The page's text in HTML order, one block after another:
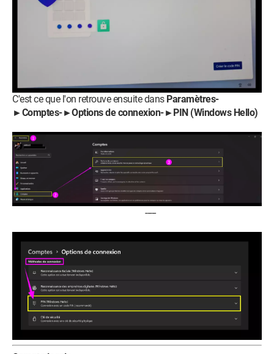
C'est ce que l'on retrouve ensuite dansParamètres-
►Comptes-►Options de connexion-►PIN (Windows Hello)
-----